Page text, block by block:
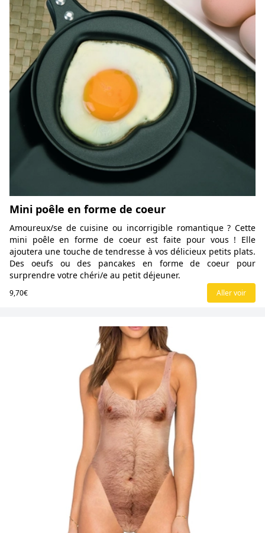
Mini poêle en forme de coeur
Amoureux/se de cuisine ou incorrigible romantique ? Cette
mini poêle en forme de coeur est faite pour vous ! Elle
ajoutera une touche de tendresse à vos délicieux petits plats.
Des oeufs ou des pancakes en forme de coeur pour
surprendre votre chéri/e au petit déjeuner.
9,70€ Aller voir